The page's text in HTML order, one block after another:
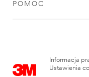
POMOC
Informacja
Ustawienia